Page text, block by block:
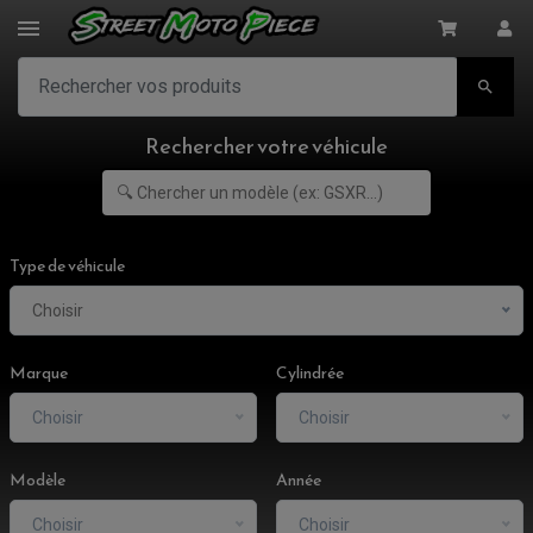

Rechercher votre véhicule
Type de véhicule
Choisir
Marque
Choisir
Cylindrée
Choisir
Modèle
Choisir
Année
Choisir